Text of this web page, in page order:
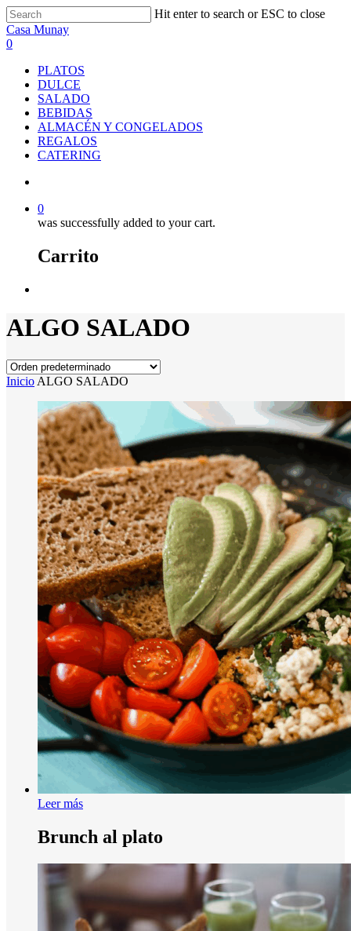
Skip
to
main
Hit enter to search or ESC to close
Close
Search
Casa Munay
search
0
PLATOS
DULCE
SALADO
BEBIDAS
ALMACÉN Y CONGELADOS
REGALOS
CATERING
0
was successfully added to your cart.
Carrito
ALGO SALADO
Inicio ALGO SALADO
Leer más
Brunch al plato